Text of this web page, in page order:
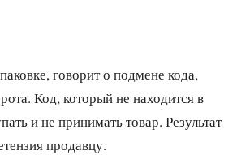
говорит о подмене кода,
Код, который не находится в
и не принимать товар. Результат
продавцу.